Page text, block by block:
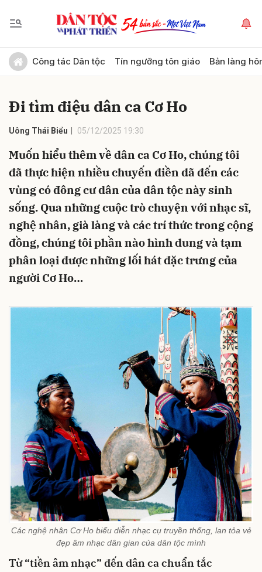
Công tác Dân tộc Tín ngưỡng tôn giáo Bản làng
Đi tìm điệu dân ca Cơ Ho
Uông Thái Biểu 05/12/2025 19:30
Muốn hiểu thêm về dân ca Cơ Ho, chúng tôi
đã thực hiện nhiều chuyến điền dã đến các
vùng có đông cư dân của dân tộc này sinh
sống. Qua những cuộc trò chuyện với nhạc sĩ,
nghệ nhân, già làng và các trí thức trong cộng
đồng, chúng tôi phần nào hình dung và tạm
phân loại được những lối hát đặc trưng của
người Cơ Ho…
Các nghệ nhân Cơ Ho biểu diễn nhạc cụ truyền thống, lan tỏa vẻ
đẹp âm nhạc dân gian của dân tộc mình
Từ “tiền âm nhạc” đến dân ca chuẩn tắc
Gửi bình luận
Hủy Gửi